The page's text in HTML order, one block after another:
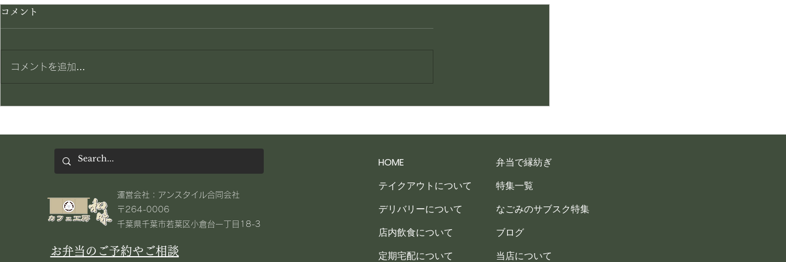
コメント
コメントを追加…
​運営会社：アンスタイル合同会社
〒264-0006
千葉県千葉市若葉区小倉台一丁目18-3​
お弁当のご予約やご相談
HOME
テイクアウトについて
デリバリーについて
店内飲食について
定期宅配について
弁当で縁紡ぎ
特集一覧
なごみのサブスク特集
ブログ
当店について